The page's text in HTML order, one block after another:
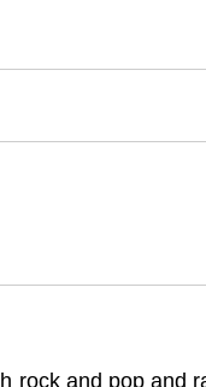
rock and pop and